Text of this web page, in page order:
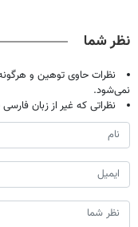
نظر شما
نظرات حاوی توهین و
نمی‌شود.
نظراتی که غیر از زبان